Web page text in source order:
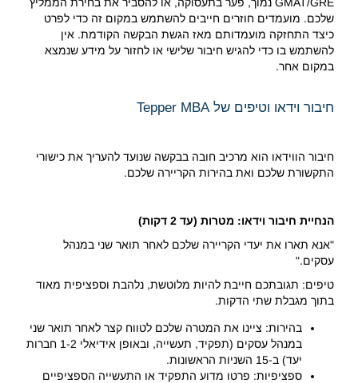
שלכם. מועמדים חוזרים חייבים להשתמש במקום זה כדי לפרט
כיצד התחזקה מועמדותם מאז הגשת הבקשה הקודמת. אין
להשתמש בו כדי להגיש חיבור שלישי או לחזור על מידע שנמצא
במקום אחר.
חיבור וידאו וטיפים של Tepper MBA
חיבור הווידאו הוא מרכיב חובה בבקשה שנועד להעריך את כישורי
התקשורת שלכם ואת בהירות הקריירה שלכם.
הנחיית חיבור וידאו: מטרות (עד 2 דקות)
"אנא תארו את יעדי הקריירה שלכם לאחר תואר שני במנהל
עסקים."
טיפים: תגובתכם חייבת להיות מלוטשת, נלהבת וספציפית מאוד
בתוך מגבלת שתי הדקות.
בהירות: ציינו את המטרה שלכם לטווח קצר לאחר תואר שני
במנהל עסקים (תפקיד, תעשייה, ובאופן אידיאלי 1-2 חברות
יעד) ב-15 השניות הראשונות.
ספציפיות: פרטו מדוע התפקיד או התעשייה הספציפיים